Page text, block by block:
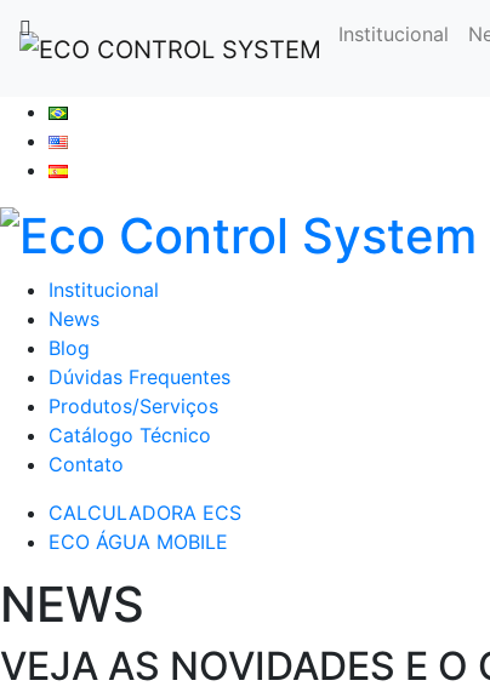
para
conteúdo
Institucional
Institucional
News
Blog
Dúvidas Frequentes
Produtos/Serviços
Catálogo Técnico
Contato
CALCULADORA ECS
ECO ÁGUA MOBILE
NEWS
VEJA AS NOVIDADES E O